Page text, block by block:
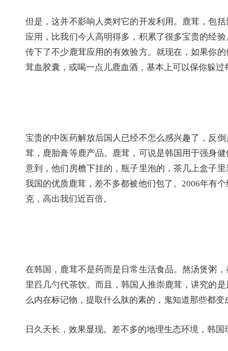
但是，这并不影响人类对它的开发利用。鹿茸，包
应用，比我们今人高明得多，积累了很多宝贵的经
传下了不少鹿茸应用的有效验方。就现在，如果你
茸血胶囊，或喝一点儿鹿血酒，基本上可以保你躲
宝贵的中医药解放后国人已经不怎么感兴趣了，反
茸，鹿胎膏等鹿产品。鹿茸，可说是韩国用于强身
意到，他们房檐下挂的，瓶子里泡的，茶几上盒子
我国的优质鹿茸，差不多都被他们包了。2006年有
克，高出我们近百倍。
在韩国，鹿茸不是药而是日常生活食品。熬汤煲粥
里舀几勺代茶饮。而且，韩国人推崇鹿茸，讲究的
么内在标记物，提取什么肽的素的，鬼知道那些都变
日久天长，效果显现。差不多的地理生态环境，韩